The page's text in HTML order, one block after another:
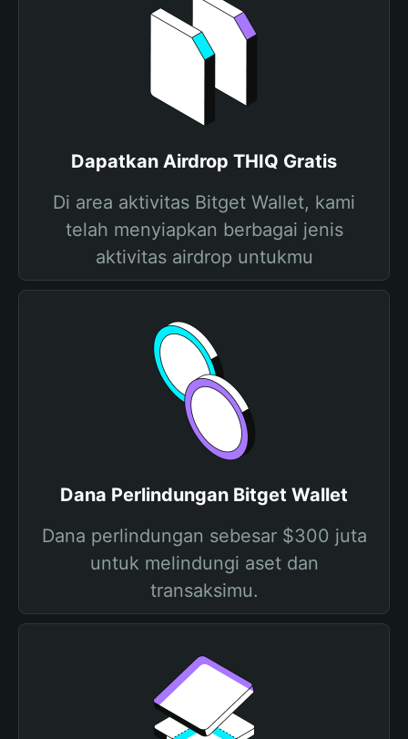
Dapatkan Airdrop THIQ Gratis
Di area aktivitas Bitget Wallet, kami
telah menyiapkan berbagai jenis
aktivitas airdrop untukmu
Dana Perlindungan Bitget Wallet
Dana perlindungan sebesar $300 juta
untuk melindungi aset dan
transaksimu.